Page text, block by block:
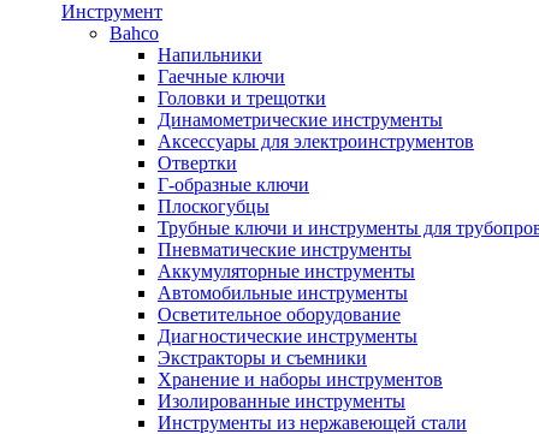
Инструмент
Bahco
Напильники
Гаечные ключи
Головки и трещотки
Динамометрические инструменты
Аксессуары для электроинструментов
Отвертки
Г-образные ключи
Плоскогубцы
Трубные ключи и инструменты для
Пневматические инструменты
Аккумуляторные инструменты
Автомобильные инструменты
Осветительное оборудование
Диагностические инструменты
Экстракторы и съемники
Хранение и наборы инструментов
Изолированные инструменты
Инструменты из нержавеющей стали